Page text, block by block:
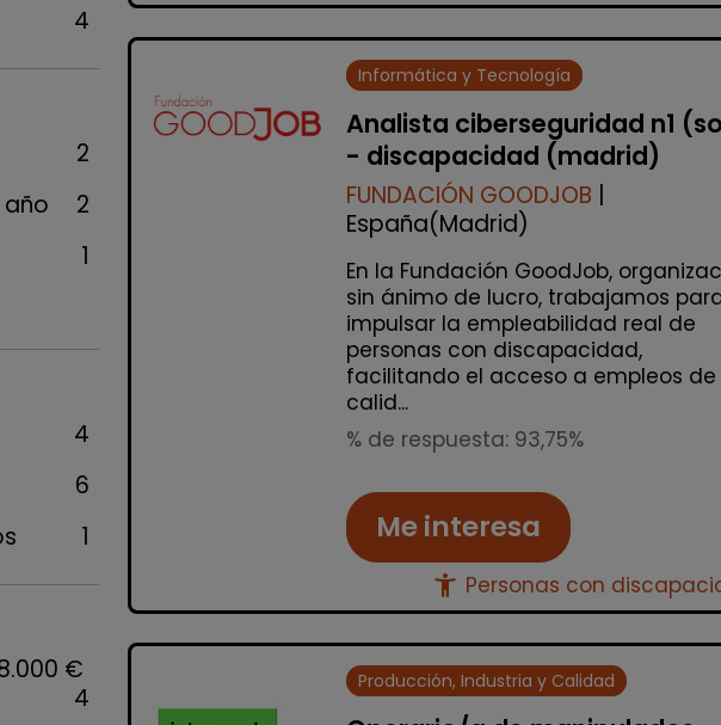
4
2
año
2
1
4
6
1
€
4
Informática y Tecnología
Analista ciberseguridad n1
- discapacidad (madrid)
FUNDACIÓN GOODJOB |
España(Madrid)
En la Fundación GoodJob,
sin ánimo de lucro, trabajamos
impulsar la empleabilidad real de
personas con discapacidad,
facilitando el acceso a empleos de
calid...
% de respuesta: 93,75%
Me interesa
accessibility_new Personas con
Producción, Industria y Calidad